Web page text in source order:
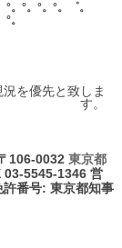
。°。°。°。゜。
。
を優先と致しま
す。
106-0032 東京都
5545-1346 営
番号: 東京都知事